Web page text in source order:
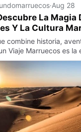
·Aug 28
La Magia
Y La Cultura
combine historia,
Viaje Marruecos es la